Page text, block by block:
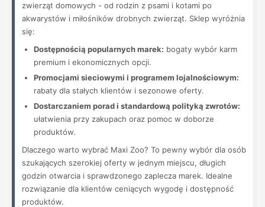
zwierząt domowych - od rodzin z psami i kotami po
akwarystów i miłośników drobnych zwierząt. Sklep wyróżnia
się:
Dostępnością popularnych marek: bogaty wybór karm
premium i ekonomicznych opcji.
Promocjami sieciowymi i programem lojalnościowym:
rabaty dla stałych klientów i sezonowe oferty.
Dostarczaniem porad i standardową polityką zwrotów:
ułatwienia przy zakupach oraz pomoc w doborze
produktów.
Dlaczego warto wybrać Maxi Zoo? To pewny wybór dla osób
szukających szerokiej oferty w jednym miejscu, długich
godzin otwarcia i sprawdzonego zaplecza marek. Idealne
rozwiązanie dla klientów ceniących wygodę i dostępność
produktów.